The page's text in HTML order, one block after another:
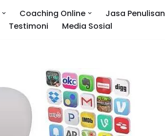
Coaching Online Jasa Penulisan
Testimoni Media Sosial